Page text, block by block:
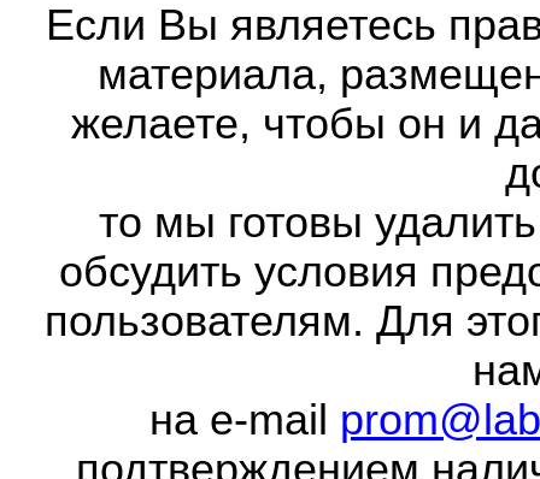
Если Вы являетесь
материала,
желаете, чтобы он и
то мы готовы
обсудить условия
пользователям. Для
на e-mail
подтверждением